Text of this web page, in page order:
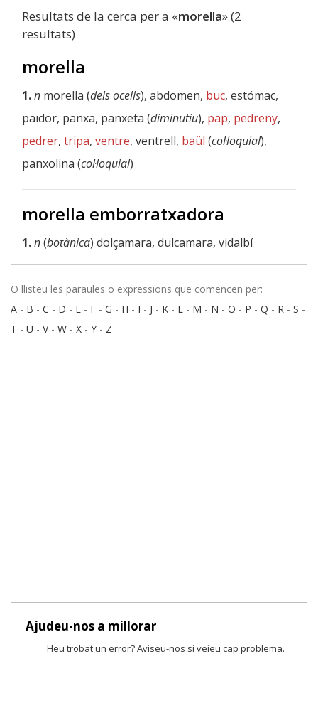
Resultats de la cerca per a «morella» (2
resultats)
morella
1.n morella (dels ocells), abdomen, buc, estómac,
païdor, panxa, panxeta (diminutiu), pap, pedreny,
pedrer, tripa, ventre, ventrell, baül (col·loquial),
panxolina (col·loquial)
morella emborratxadora
1.n(botànica) dolçamara, dulcamara, vidalbí
O llisteu les paraules o expressions que comencen per:
A - B - C - D - E - F - G - H - I - J - K - L - M - N - O - P - Q - R - S -
T - U - V- W - X - Y - Z
Ajudeu-nos a millorar
Heu trobat un error? Aviseu-nos si veieu cap problema.